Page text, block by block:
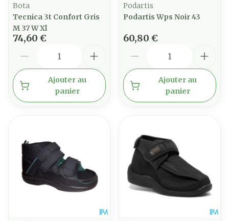
Bota
Tecnica 3t Confort Gris
M 37 W Xl
74,60 €
Ajouter au
panier
Podartis
Podartis Wps Noir 43
60,80 €
Ajouter au
panier